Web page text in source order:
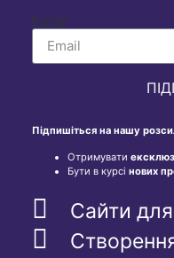
Email
Підпишіться на нашу
Отримувати
Бути в курсі нових
Сайти